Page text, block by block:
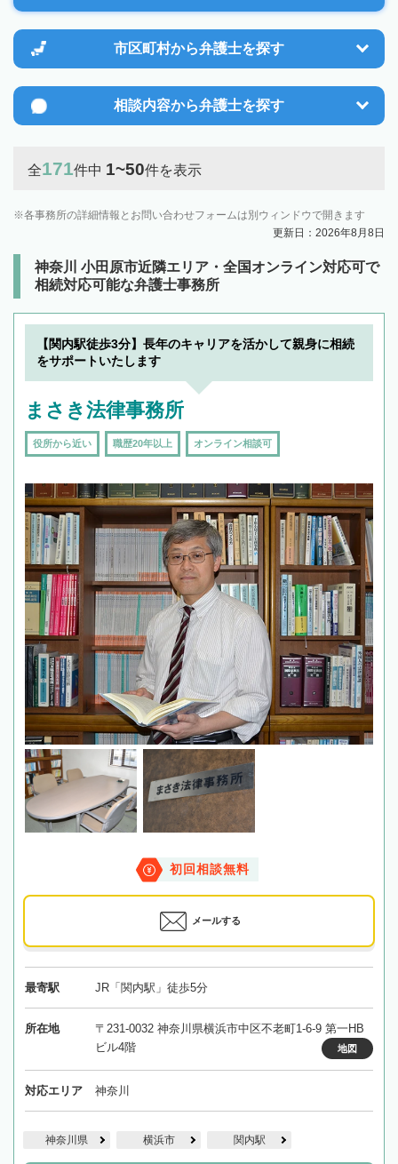
市区町村から弁護士を探す
相談内容から弁護士を探す
全171件中 1~50件を表示
各事務所の詳細情報とお問い合わせフォームは別ウィンドウで開きます
更新日：2026年8月8日
神奈川 小田原市近隣エリア・全国オンライン対応可で
相続対応可能な弁護士事務所
【関内駅徒歩3分】長年のキャリアを活かして親身に相続
をサポートいたします
まさき法律事務所
役所から近い 職歴20年以上 オンライン相談可
初回相談無料
メールする
最寄駅 JR「関内駅」徒歩5分
所在地
〒231-0032 神奈川県横浜市中区不老町1-6-9 第一HB
ビル4階
地図
対応エリア 神奈川
神奈川県 横浜市 関内駅